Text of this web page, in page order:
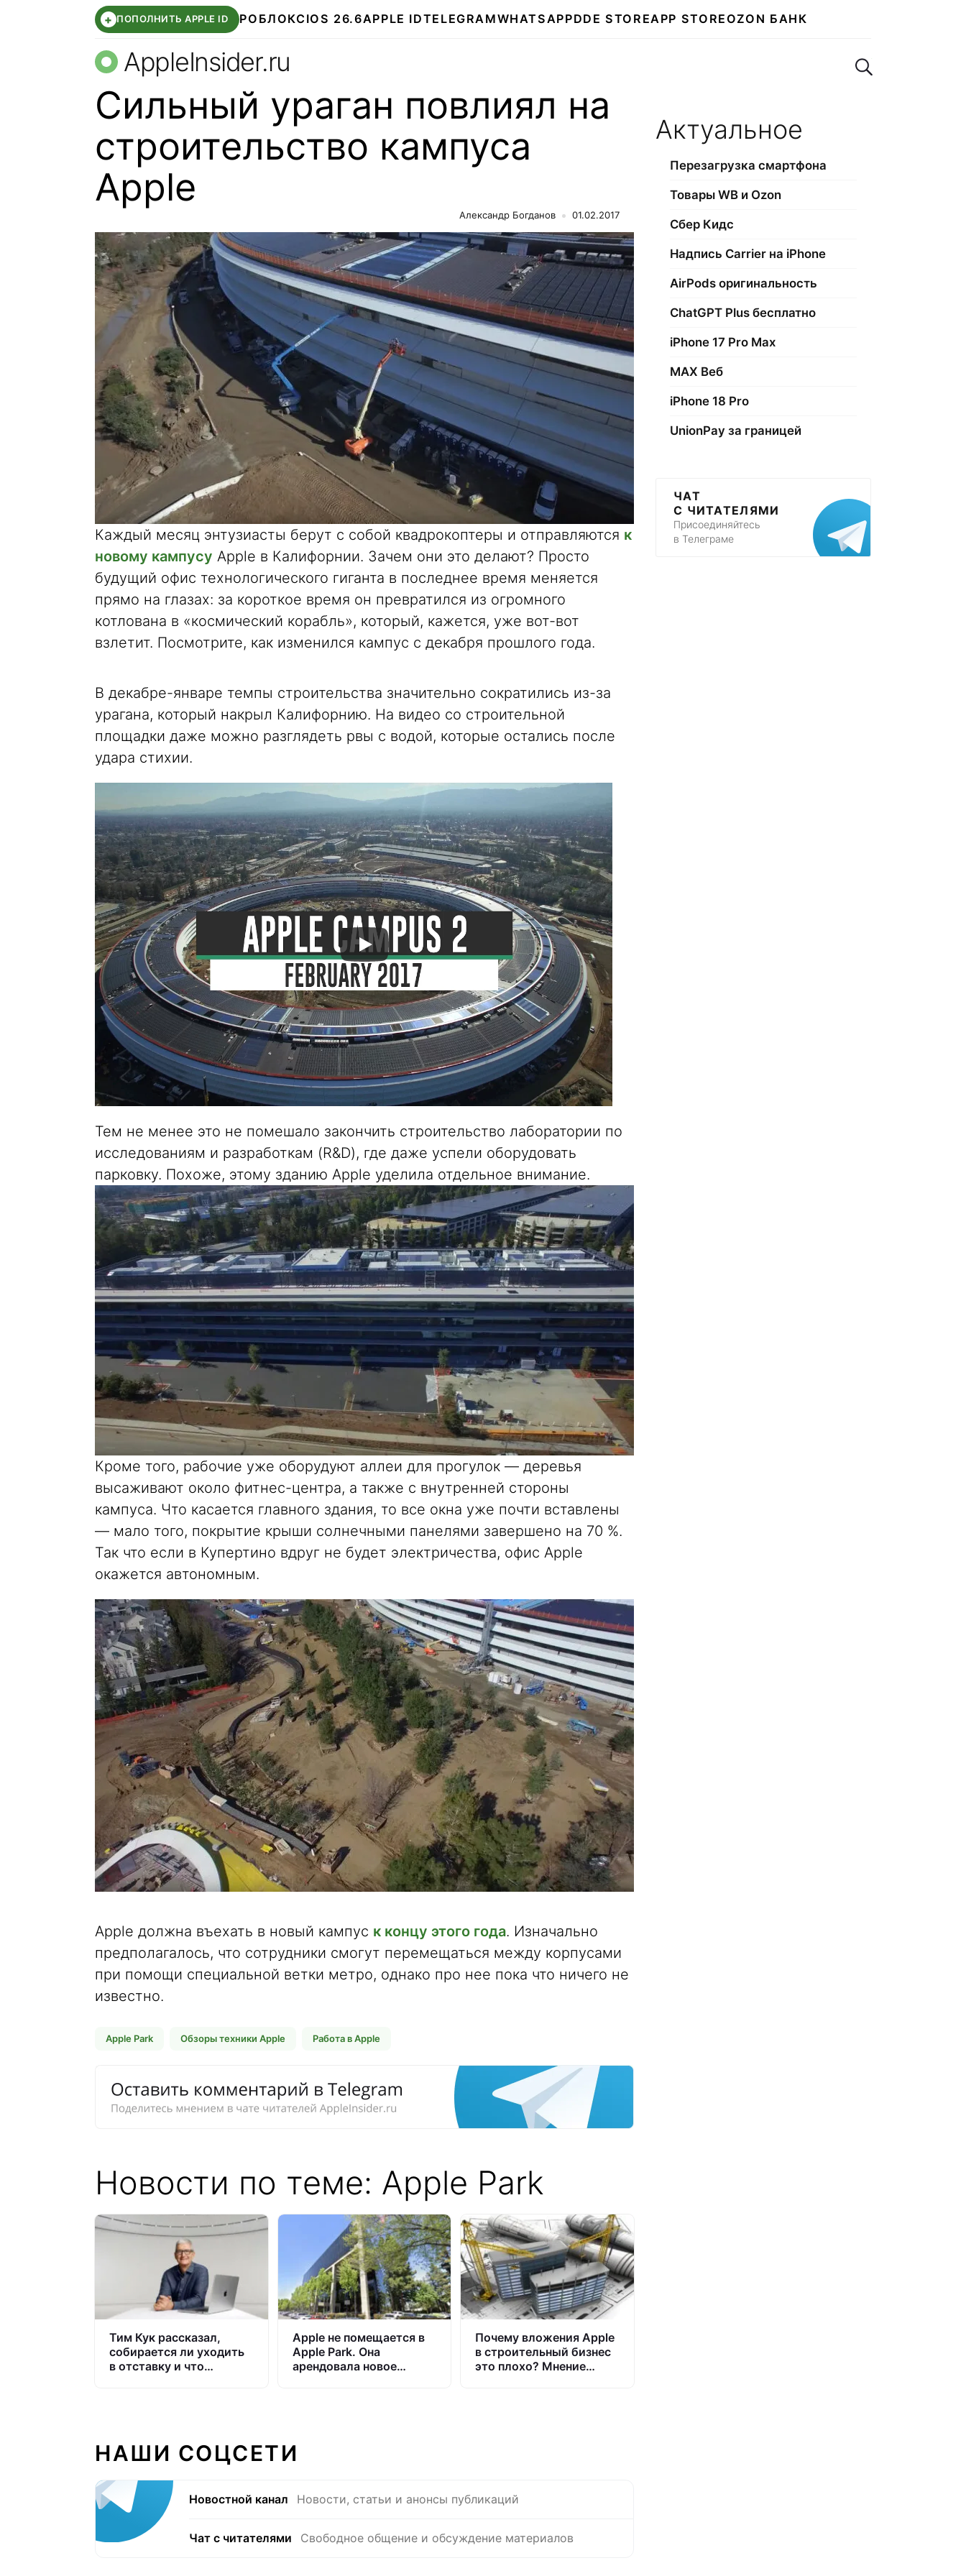
+ ПОПОЛНИТЬ APPLE ID РОБЛОКС IOS 26.6APPLE IDTELEGRAMWHATSAPPDDE STOREAPP STORE OZON БАНК
AppleInsider.ru Поиск по сайту
Сильный ураган повлиял на
строительство кампуса
Apple
Александр Богданов 01.02.2017
Каждый месяц энтузиасты берут с собой квадрокоптеры и отправляются к
новому кампусу Apple в Калифорнии. Зачем они это делают? Просто
будущий офис технологического гиганта в последнее время меняется
прямо на глазах: за короткое время он превратился из огромного
котлована в «космический корабль», который, кажется, уже вот-вот
взлетит. Посмотрите, как изменился кампус с декабря прошлого года.
В декабре-январе темпы строительства значительно сократились из-за
урагана, который накрыл Калифорнию. На видео со строительной
площадки даже можно разглядеть рвы с водой, которые остались после
удара стихии.
Тем не менее это не помешало закончить строительство лаборатории по
исследованиям и разработкам (R&D), где даже успели оборудовать
парковку. Похоже, этому зданию Apple уделила отдельное внимание.
Кроме того, рабочие уже оборудуют аллеи для прогулок — деревья
высаживают около фитнес-центра, а также с внутренней стороны
кампуса. Что касается главного здания, то все окна уже почти вставлены
— мало того, покрытие крыши солнечными панелями завершено на 70 %.
Так что если в Купертино вдруг не будет электричества, офис Apple
окажется автономным.
Apple должна въехать в новый кампус к концу этого года. Изначально
предполагалось, что сотрудники смогут перемещаться между корпусами
при помощи специальной ветки метро, однако про нее пока что ничего не
известно.
Apple Park Обзоры техники Apple Работа в Apple
Новости по теме: Apple Park
Тим Кук рассказал,
собирается ли уходить
в отставку и что
Apple не помещается в
Apple Park. Она
арендовала новое
Почему вложения Apple
в строительный бизнес
это плохо? Мнение
НАШИ СОЦСЕТИ
Новостной канал Новости, статьи и анонсы публикаций
Чат с читателями Свободное общение и обсуждение материалов
Актуальное
Перезагрузка смартфона
Товары WB и Ozon
Сбер Кидс
Надпись Carrier на iPhone
AirPods оригинальность
ChatGPT Plus бесплатно
iPhone 17 Pro Max
МАХ Веб
iPhone 18 Pro
UnionPay за границей
ЧАТ
С ЧИТАТЕЛЯМИ
Присоединяйтесь
в Телеграме